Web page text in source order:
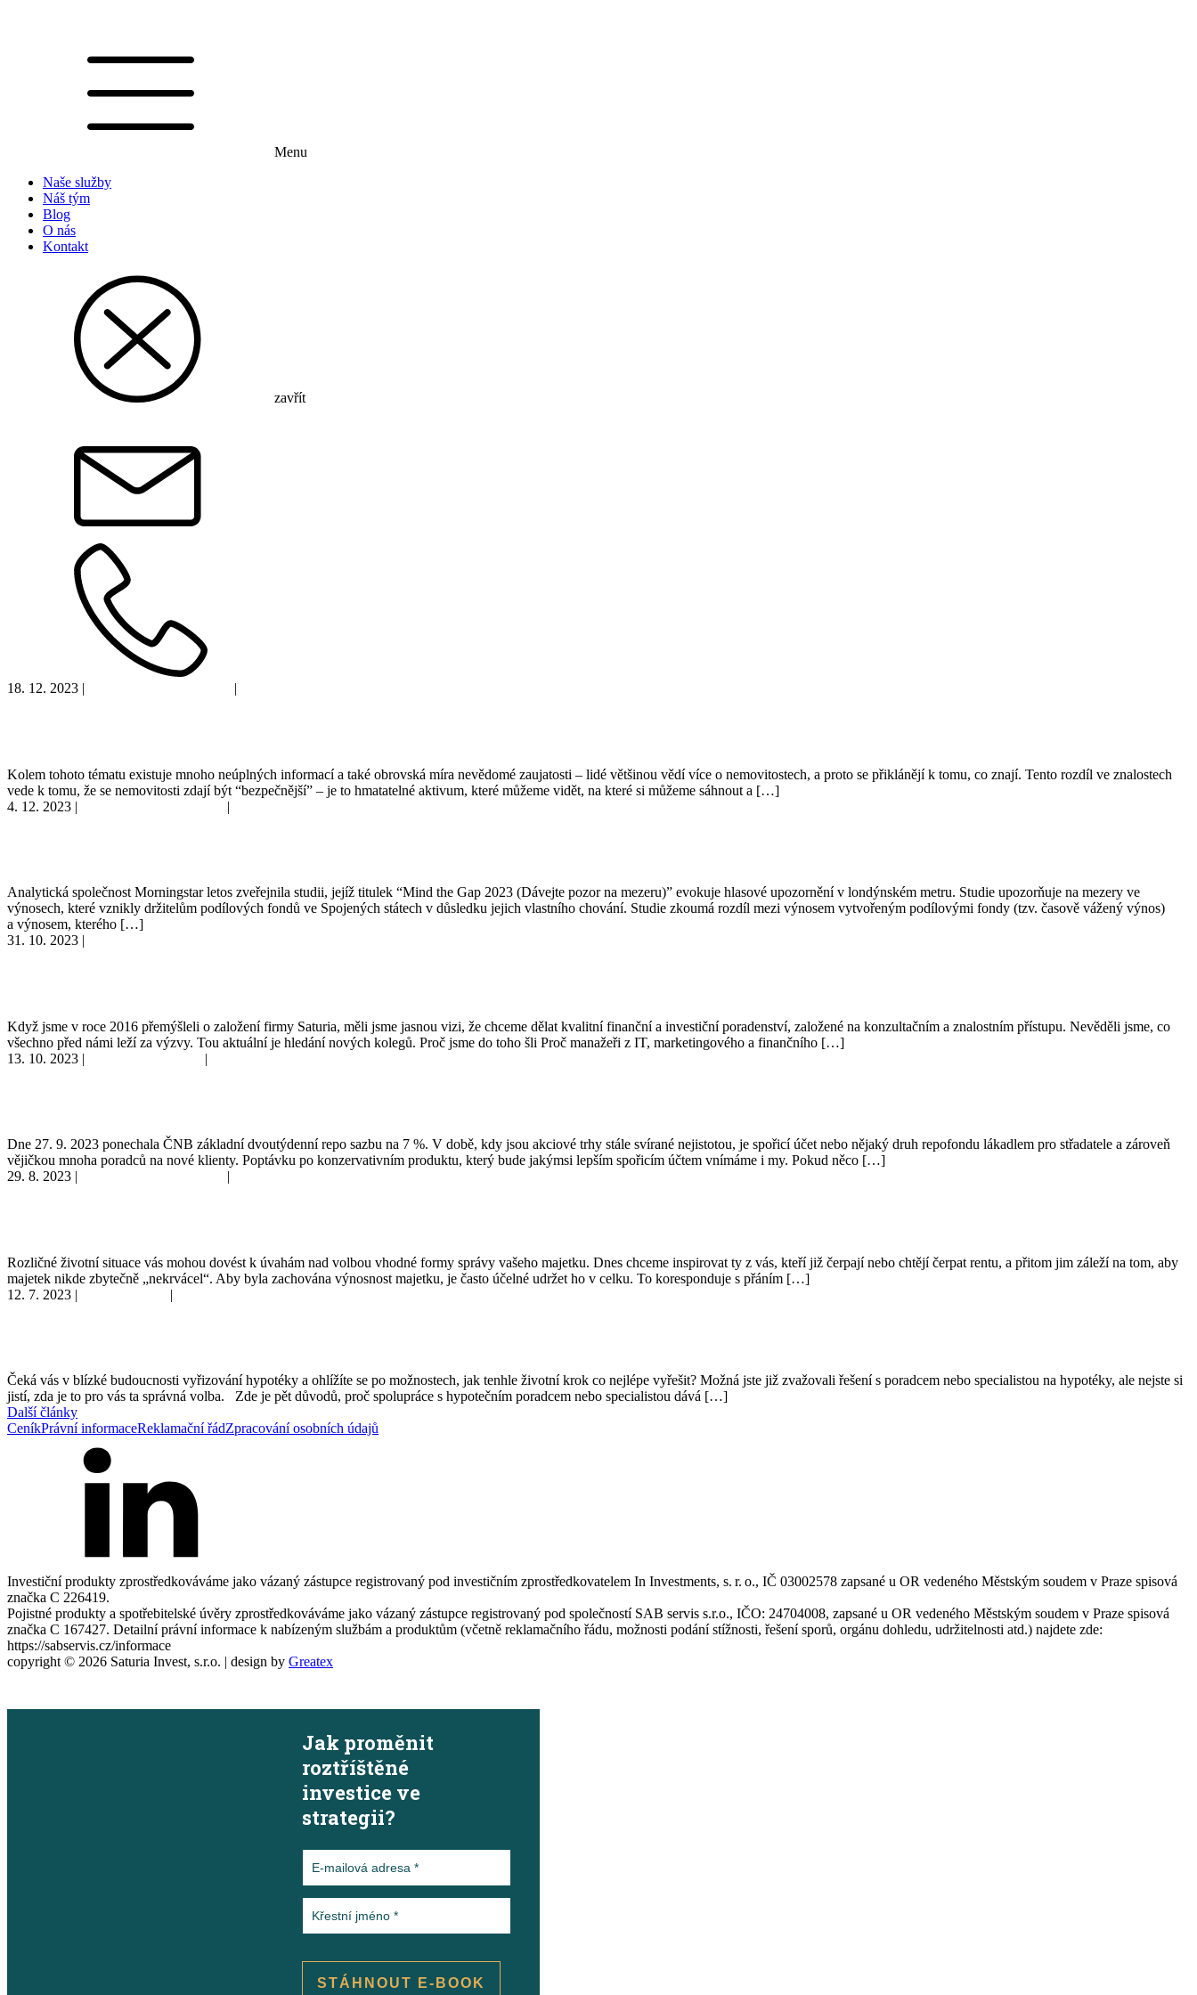
Menu
Naše služby
Náš tým
Blog
O nás
Kontakt
zavřít
18. 12. 2023 | |
Kolem tohoto tématu existuje mnoho neúplných informací a také obrovská míra nevědomé zaujatosti – lidé většinou vědí více o nemovitostech, a proto se přiklánějí k tomu, co znají. Tento rozdíl ve znalostech
vede k tomu, že se nemovitosti zdají být “bezpečnější” – je to hmatatelné aktivum, které můžeme vidět, na které si můžeme sáhnout a […]
4. 12. 2023 | |
Analytická společnost Morningstar letos zveřejnila studii, jejíž titulek “Mind the Gap 2023 (Dávejte pozor na mezeru)” evokuje hlasové upozornění v londýnském metru. Studie upozorňuje na mezery ve
výnosech, které vznikly držitelům podílových fondů ve Spojených státech v důsledku jejich vlastního chování. Studie zkoumá rozdíl mezi výnosem vytvořeným podílovými fondy (tzv. časově vážený výnos)
a výnosem, kterého […]
31. 10. 2023 |
Když jsme v roce 2016 přemýšleli o založení firmy Saturia, měli jsme jasnou vizi, že chceme dělat kvalitní finanční a investiční poradenství, založené na konzultačním a znalostním přístupu. Nevěděli jsme, co
všechno před námi leží za výzvy. Tou aktuální je hledání nových kolegů. Proč jsme do toho šli Proč manažeři z IT, marketingového a finančního […]
13. 10. 2023 | |
Dne 27. 9. 2023 ponechala ČNB základní dvoutýdenní repo sazbu na 7 %. V době, kdy jsou akciové trhy stále svírané nejistotou, je spořicí účet nebo nějaký druh repofondu lákadlem pro střadatele a zároveň
vějičkou mnoha poradců na nové klienty. Poptávku po konzervativním produktu, který bude jakýmsi lepším spořicím účtem vnímáme i my. Pokud něco […]
29. 8. 2023 | |
Rozličné životní situace vás mohou dovést k úvahám nad volbou vhodné formy správy vašeho majetku. Dnes chceme inspirovat ty z vás, kteří již čerpají nebo chtějí čerpat rentu, a přitom jim záleží na tom, aby
majetek nikde zbytečně „nekrvácel“. Aby byla zachována výnosnost majetku, je často účelné udržet ho v celku. To koresponduje s přáním […]
12. 7. 2023 | |
Čeká vás v blízké budoucnosti vyřizování hypotéky a ohlížíte se po možnostech, jak tenhle životní krok co nejlépe vyřešit? Možná jste již zvažovali řešení s poradcem nebo specialistou na hypotéky, ale nejste si
jistí, zda je to pro vás ta správná volba. Zde je pět důvodů, proč spolupráce s hypotečním poradcem nebo specialistou dává […]
Další články
CeníkPrávní informaceReklamační řádZpracování osobních údajů
Investiční produkty zprostředkováváme jako vázaný zástupce registrovaný pod investičním zprostředkovatelem In Investments, s. r. o., IČ 03002578 zapsané u OR vedeného Městským soudem v Praze spisová
značka C 226419.
Pojistné produkty a spotřebitelské úvěry zprostředkováváme jako vázaný zástupce registrovaný pod společností SAB servis s.r.o., IČO: 24704008, zapsané u OR vedeného Městským soudem v Praze spisová
značka C 167427. Detailní právní informace k nabízeným službám a produktům (včetně reklamačního řádu, možnosti podání stížnosti, řešení sporů, orgánu dohledu, udržitelnosti atd.) najdete zde:
https://sabservis.cz/informace
copyright © 2026 Saturia Invest, s.r.o. | design by Greatex
Jak proměnit
roztříštěné
investice ve
strategii?
STÁHNOUT E-BOOK